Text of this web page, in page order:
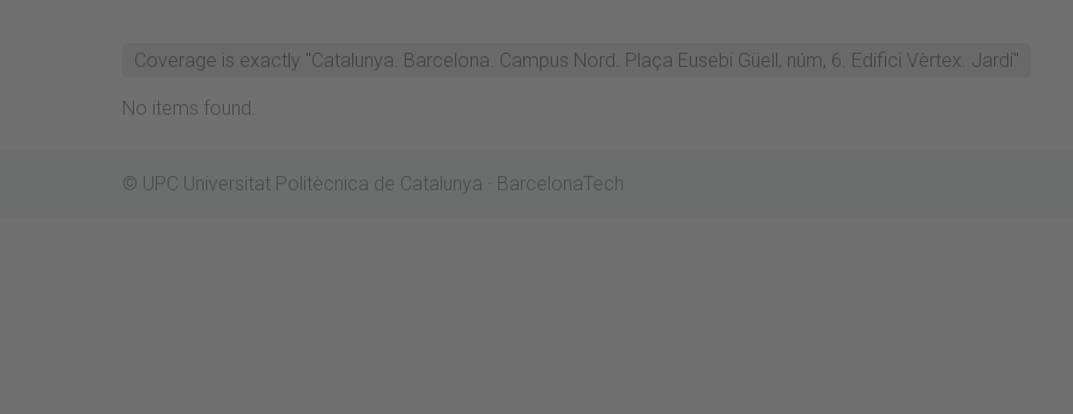
Coverage is exactly "Catalunya. Barcelona. Campus Nord. Plaça Eusebi Güell, núm, 6. Edifici Vèrtex. Jardí"
No items found.
© UPC Universitat Politècnica de Catalunya · BarcelonaTech